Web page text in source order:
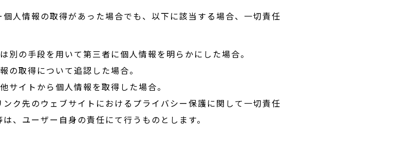
人情報の取得があった場合でも、以下に該当する場合、一切責任
別の手段を用いて第三者に個人情報を明らかにした場合。
の取得について追認した場合。
サイトから個人情報を取得した場合。
ク先のウェブサイトにおけるプライバシー保護に関して一切責任
、ユーザー自身の責任にて行うものとします。